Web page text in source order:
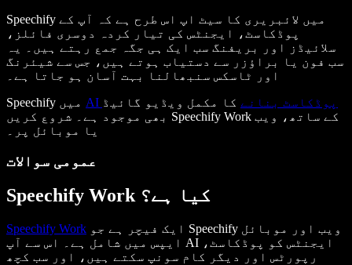
Speechify میں لائبریری کا سیٹ اپ اس طرح ہے کہ آپ کے
پوڈکاسٹ، ایجنٹس کی تیار کردہ دوسری فائلز،
سلائیڈز اور بریفنگ سب ایک ہی جگہ جمع رہتے ہیں۔ یہ
سب فون یا براؤزر سے دستیاب ہوتے ہیں، جس سے شیئرنگ
اور ٹاسکس سنبھالنا بہت آسان ہو جاتا ہے۔
AI پوڈکاسٹ بنانے کا مکمل ویڈیو گائیڈ
بھی موجود ہے۔ شروع کریں Speechify Work کے ساتھ، ویب
یا موبائل پر۔
عمومی سوالات
Speechify Work کیا ہے؟
Speechify Work
ایپس میں شامل ہے۔ اس سے آپ AI ایجنٹس کو پوڈکاسٹ،
رپورٹس اور دیگر کام سونپ سکتے ہیں، اور سب کچھ